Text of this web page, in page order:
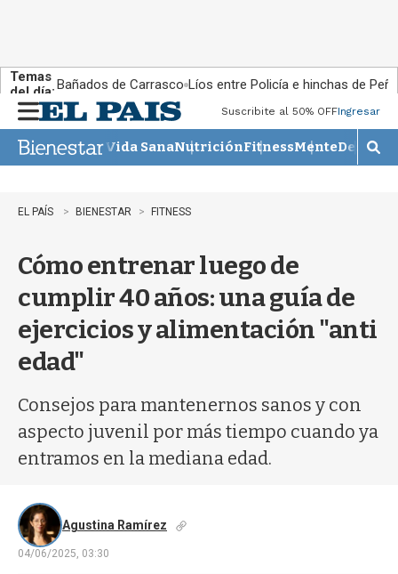
Temas
del día:Bañados de Carrasco Líos entre Policía e hinchas de
n
u
Suscribite al 50% OFFIngresar
Vida SanaNutriciónFitnessMente
M
o
q
EL PAÍS BIENESTAR FITNESS
Cómo entrenar luego de
cumplir 40 años: una guía de
ejercicios y alimentación "anti
edad"
Consejos para mantenernos sanos y con
aspecto juvenil por más tiempo cuando ya
entramos en la mediana edad.
Agustina Ramírez
04/06/2025, 03:30